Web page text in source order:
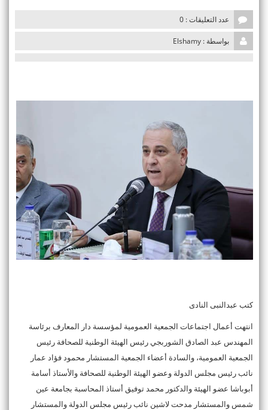
عدد التعليقات : 0
بواسطة : Elshamy
كتب عبدالنبى النادى
انتهت أعمال اجتماعات الجمعية العمومية لمؤسسة دار المعارف برئاسة
المهندس عبد الصادق الشوربجي رئيس الهيئة الوطنية للصحافة رئيس
الجمعية العمومية، والسادة أعضاء الجمعية المستشار محمود فؤاد عمار
نائب رئيس مجلس الدولة وعضو الهيئة الوطنية للصحافة والأستاذ أسامة
أبوباشا عضو الهيئة والدكتور محمد توفيق أستاذ المحاسبة بجامعة عين
شمس والمستشار مدحت لاشين نائب رئيس مجلس الدولة والمستشار